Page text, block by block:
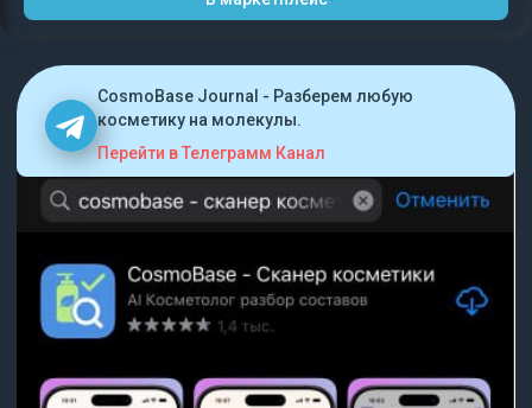
CosmoBase Journal - Разберем любую
косметику на молекулы.
Перейти в Телеграмм Канал